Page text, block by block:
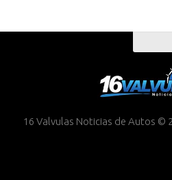
16 Valvulas Noticias de Autos ©